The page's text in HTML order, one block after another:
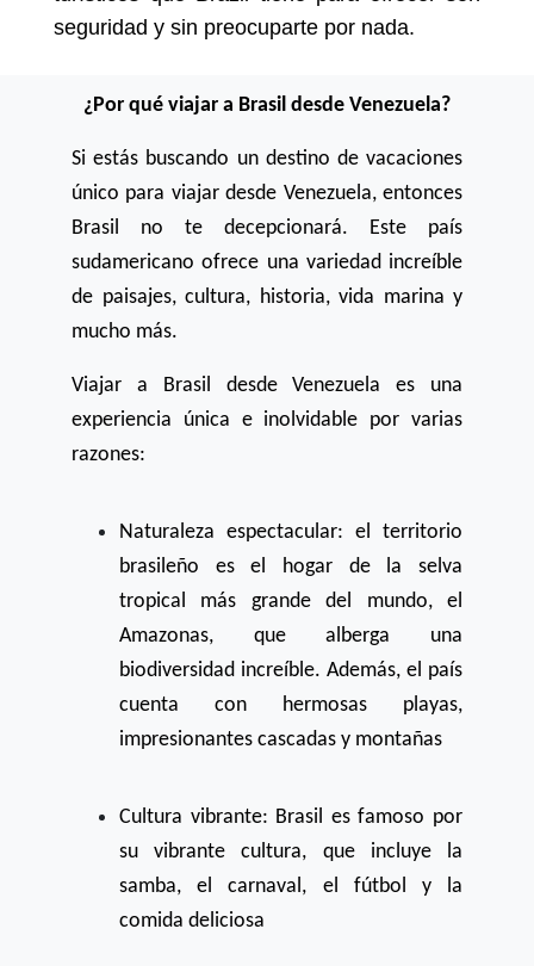
seguridad y sin preocuparte por nada.
¿Por qué viajar a Brasil desde Venezuela?
Si estás buscando un destino de vacaciones
único para viajar desde Venezuela, entonces
Brasil no te decepcionará. Este país
sudamericano ofrece una variedad increíble
de paisajes, cultura, historia, vida marina y
mucho más.
Viajar a Brasil desde Venezuela es una
experiencia única e inolvidable por varias
razones:
Naturaleza espectacular: el territorio
brasileño es el hogar de la selva
tropical más grande del mundo, el
Amazonas, que alberga una
biodiversidad increíble. Además, el país
cuenta con hermosas playas,
impresionantes cascadas y montañas
Cultura vibrante: Brasil es famoso por
su vibrante cultura, que incluye la
samba, el carnaval, el fútbol y la
comida deliciosa